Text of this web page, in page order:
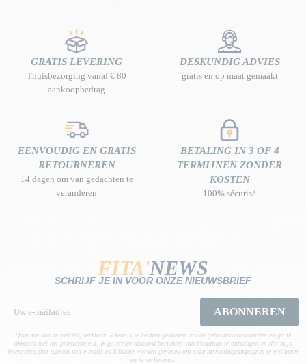
GRATIS LEVERING
Thuisbezorging vanaf € 80
aankoopbedrag
DESKUNDIG ADVIES
gratis en op maat gemaakt
EENVOUDIG EN GRATIS
RETOURNEREN
14 dagen om van gedachten te
veranderen
BETALING IN 3 OF 4
TERMIJNEN ZONDER
KOSTEN
100% sécurisé
FITA'NEWS
SCHRIJF JE IN VOOR ONZE NIEUWSBRIEF
ABONNEREN
Door me aan te melden, verklaar ik kennis te hebben genomen van de gebruiksvoorwaarden en ga ik
akkoord met het privacybeleid. Ik ga ermee akkoord berichten van Fitadium te ontvangen en dat mijn
interacties (het openen van e-mails en klikken) worden gemeten om onze marketingcampagnes te evalueren
en te verbeteren.